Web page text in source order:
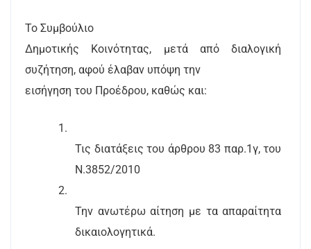
Το Συμβούλιο
Δημοτικής Κοινότητας, μετά από διαλογική
συζήτηση, αφού έλαβαν υπόψη την
εισήγηση του Προέδρου, καθώς και:
1.
Τις διατάξεις του άρθρου 83 παρ.1γ, του
Ν.3852/2010
2.
Την ανωτέρω αίτηση με τα απαραίτητα
δικαιολογητικά.